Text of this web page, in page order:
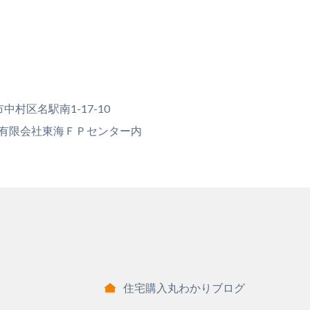
中村区名駅南1-17-10
限会社東海ＦＰセンター内
住宅購入丸わかりブログ